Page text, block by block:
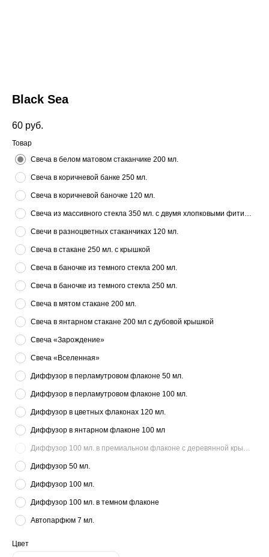
Black Sea
60 руб.
Товар
Свеча в белом матовом стаканчике 200 мл.
Свеча в коричневой банке 250 мл.
Свеча в коричневой баночке 120 мл.
Свеча из массивного стекла 350 мл. с двумя хлопковыми фитилями
Свечи в разноцветных стаканчиках 120 мл.
Свеча в стакане 250 мл. с крышкой
Свеча в баночке из темного стекла 200 мл.
Свеча в баночке из темного стекла 250 мл.
Свеча в мятом стакане 200 мл.
Свеча в янтарном стакане 200 мл с дубовой крышкой
Свеча «Зарождение»
Свеча «Вселенная»
Диффузор в перламутровом флаконе 50 мл.
Диффузор в перламутровом флаконе 100 мл.
Диффузор в цветных флаконах 120 мл.
Диффузор в янтарном флаконе 100 мл
Диффузор 100 мл. в премиальном флаконе с деревянной крышкой
Диффузор 50 мл.
Диффузор 100 мл.
Диффузор 100 мл. в темном флаконе
Автопарфюм 7 мл.
Цвет